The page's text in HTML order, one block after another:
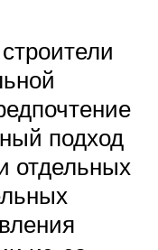
подход
отдельных